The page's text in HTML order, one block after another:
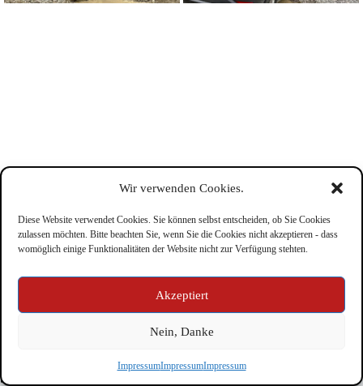
Wir verwenden Cookies.
Diese Website verwendet Cookies. Sie können selbst entscheiden, ob Sie Cookies
zulassen möchten. Bitte beachten Sie, wenn Sie die Cookies nicht akzeptieren - dass
womöglich einige Funktionalitäten der Website nicht zur Verfügung stehten.
Akzeptiert
Nein, Danke
ImpressumImpressumImpressum
Copyright © Feuerwehr Kirchbichl 2026 - WordPress Theme
by